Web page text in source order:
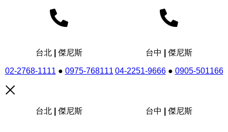
台北 | 傑尼斯
02-2768-1111 ● 0975-768111
台中 | 傑尼斯
04-2251-9666● 0905-501166
台北 | 傑尼斯 台中 | 傑尼斯